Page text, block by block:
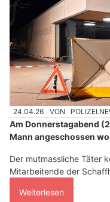
24.04.26 VON
Am Donnerstagabend
Mann angeschossen
Der mutmassliche Täter
Mitarbeitende der
Weiterlesen